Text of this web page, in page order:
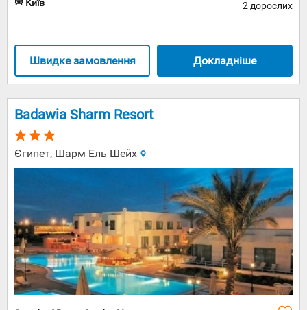
фраза
гідна
візиту». І
туристів,
які
Великий
акцент у
туризмі
країни
робиться
на зимові
активні
види
спорту:
гірські
лижі та
Київ
2 дорослих
Докладніше
Швидке замовлення
Badawia Sharm Resort
Єгипет, Шарм Ель Шейх